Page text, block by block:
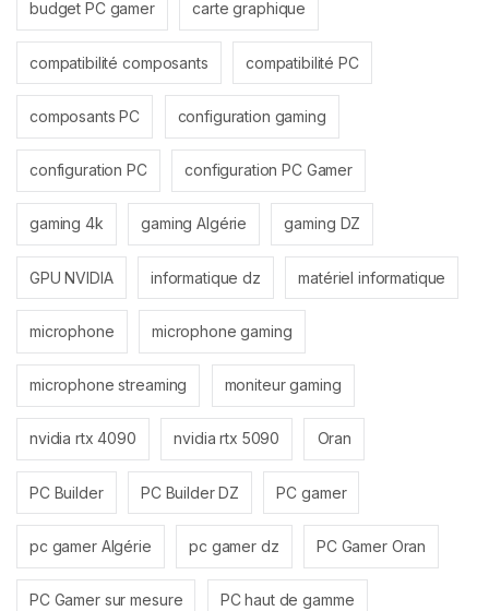
budget PC gamer carte graphique
compatibilité composants compatibilité PC
composants PC configuration gaming
configuration PC configuration PC Gamer
gaming 4k gaming Algérie gaming DZ
GPU NVIDIA informatique dz matériel informatique
microphone microphone gaming
microphone streaming moniteur gaming
nvidia rtx 4090 nvidia rtx 5090 Oran
PC Builder PC Builder DZ PC gamer
pc gamer Algérie pc gamer dz PC Gamer Oran
PC Gamer sur mesure PC haut de gamme